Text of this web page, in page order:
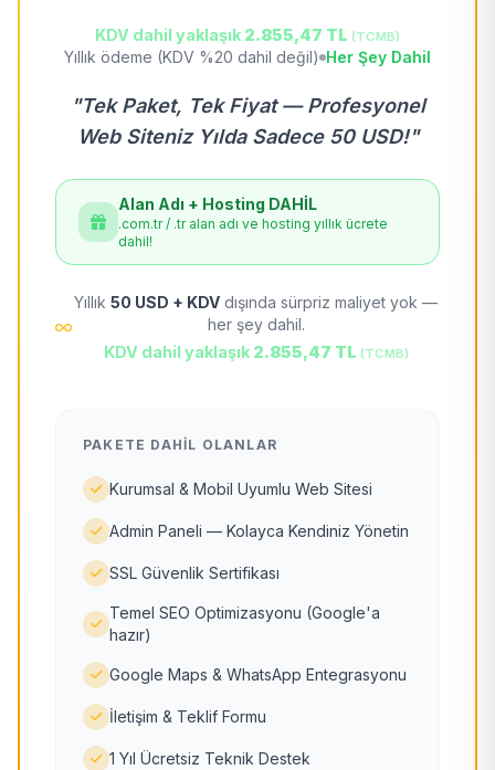
KDV dahil yaklaşık 2.855,47 TL (TCMB)
Yıllık ödeme (KDV %20 dahil değil) Her Şey Dahil
"Tek Paket, Tek Fiyat — Profesyonel
Web Siteniz Yılda Sadece 50 USD!"
Alan Adı + Hosting DAHİL
.com.tr / .tr alan adı ve hosting yıllık ücrete
dahil!
Yıllık 50 USD + KDV dışında sürpriz maliyet yok —
her şey dahil.
KDV dahil yaklaşık 2.855,47 TL (TCMB)
PAKETE DAHIL OLANLAR
Kurumsal & Mobil Uyumlu Web Sitesi
Admin Paneli — Kolayca Kendiniz Yönetin
SSL Güvenlik Sertifikası
Temel SEO Optimizasyonu (Google'a
hazır)
Google Maps & WhatsApp Entegrasyonu
İletişim & Teklif Formu
1 Yıl Ücretsiz Teknik Destek